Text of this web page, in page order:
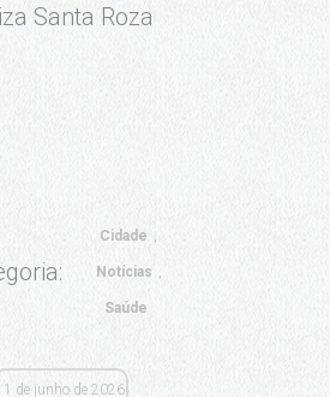
Santa Roza
Cidade
Notícias
Saúde
1 de junho de 2026